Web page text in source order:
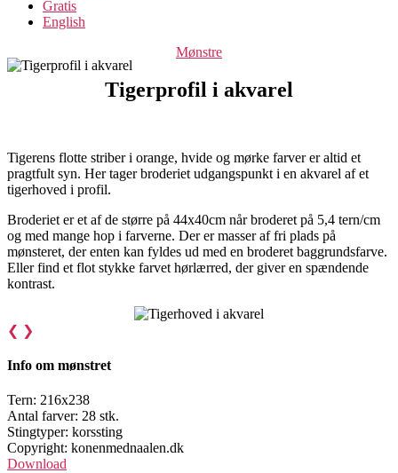
Gratis
English
Categories
Mønstre
Tigerprofil i akvarel
Tigerens flotte striber i orange, hvide og mørke farver er altid et
pragtfult syn. Her tager broderiet udgangspunkt i en akvarel af et
tigerhoved i profil.
Broderiet er et af de større på 44x40cm når broderet på 5,4 tern/cm
og med mange hop i farverne. Der er masser af fri plads på
mønsteret, der enten kan fyldes ud med en broderet baggrundsfarve.
Eller find et flot stykke farvet hørlærred, der giver en spændende
kontrast.
❮ ❯
Info om mønstret
Tern: 216x238
Antal farver: 28 stk.
Stingtyper: korssting
Copyright: konenmednaalen.dk
Download